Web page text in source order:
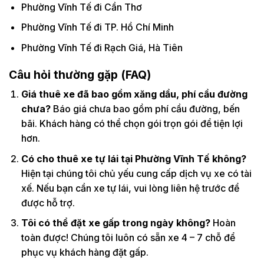
Phường Vĩnh Tế đi Cần Thơ
Phường Vĩnh Tế đi TP. Hồ Chí Minh
Phường Vĩnh Tế đi Rạch Giá, Hà Tiên
Câu hỏi thường gặp (FAQ)
Giá thuê xe đã bao gồm xăng dầu, phí cầu đường
chưa?Báo giá chưa bao gồm phí cầu đường, bến
bãi. Khách hàng có thể chọn gói trọn gói để tiện lợi
hơn.
Có cho thuê xe tự lái tại Phường Vĩnh Tế không?
Hiện tại chúng tôi chủ yếu cung cấp dịch vụ xe có tài
xế. Nếu bạn cần xe tự lái, vui lòng liên hệ trước để
được hỗ trợ.
Tôi có thể đặt xe gấp trong ngày không?Hoàn
toàn được! Chúng tôi luôn có sẵn xe 4 – 7 chỗ để
phục vụ khách hàng đặt gấp.